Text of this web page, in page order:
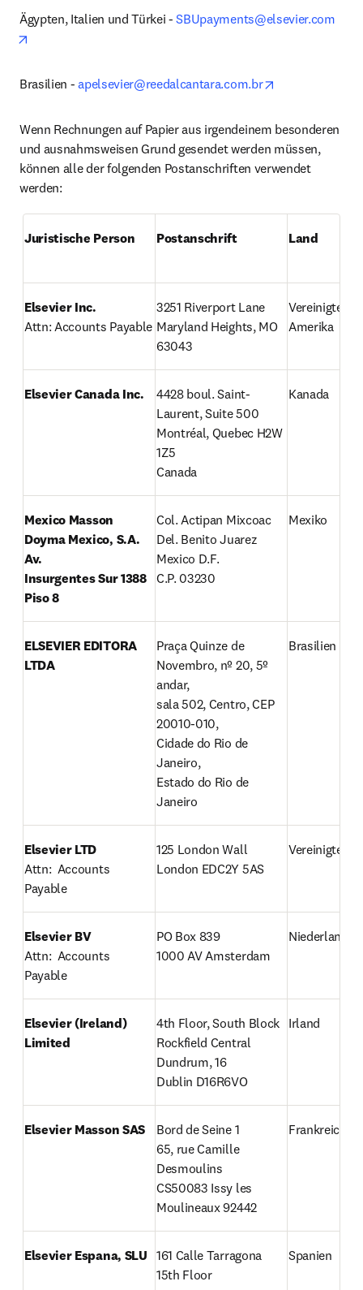
Ägypten, Italien und Türkei - SBUpayments@elsevier.com
Brasilien - apelsevier@reedalcantara.com.br
Wenn Rechnungen auf Papier aus irgendeinem besonderen
und ausnahmsweisen Grund gesendet werden müssen,
können alle der folgenden Postanschriften verwendet
werden:
Juristische Person Postanschrift Land
Elsevier Inc.
Attn: Accounts Payable
3251 Riverport Lane
Maryland Heights, MO
63043
Vereinigte
Amerika
Elsevier Canada Inc.
4428 boul. Saint-
Laurent, Suite 500
Montréal, Quebec H2W
1Z5
Canada
Kanada
Mexico Masson
Doyma Mexico, S.A.
Av.
Insurgentes Sur 1388
Piso 8
Col. Actipan Mixcoac
Del. Benito Juarez
Mexico D.F.
C.P. 03230
Mexiko
ELSEVIER EDITORA
LTDA
Praça Quinze de
Novembro, nº 20, 5º
andar,
sala 502, Centro, CEP
20010-010,
Cidade do Rio de
Janeiro,
Estado do Rio de
Janeiro
Brasilien
Elsevier LTD
Attn:  Accounts
Payable
London EDC2Y 5AS
Vereinigtes
Elsevier BV
Attn:  Accounts
Payable
PO Box 839
1000 AV Amsterdam
Niederlande
Elsevier (Ireland)
Limited
4th Floor, South Block
Rockfield Central
Dundrum, 16
Dublin D16R6VO
Irland
Elsevier Masson SAS
Bord de Seine 1
65, rue Camille
Desmoulins
CS50083 Issy les
Moulineaux 92442
Frankreich
Elsevier Espana, SLU 161 Calle Tarragona
15th Floor
Spanien